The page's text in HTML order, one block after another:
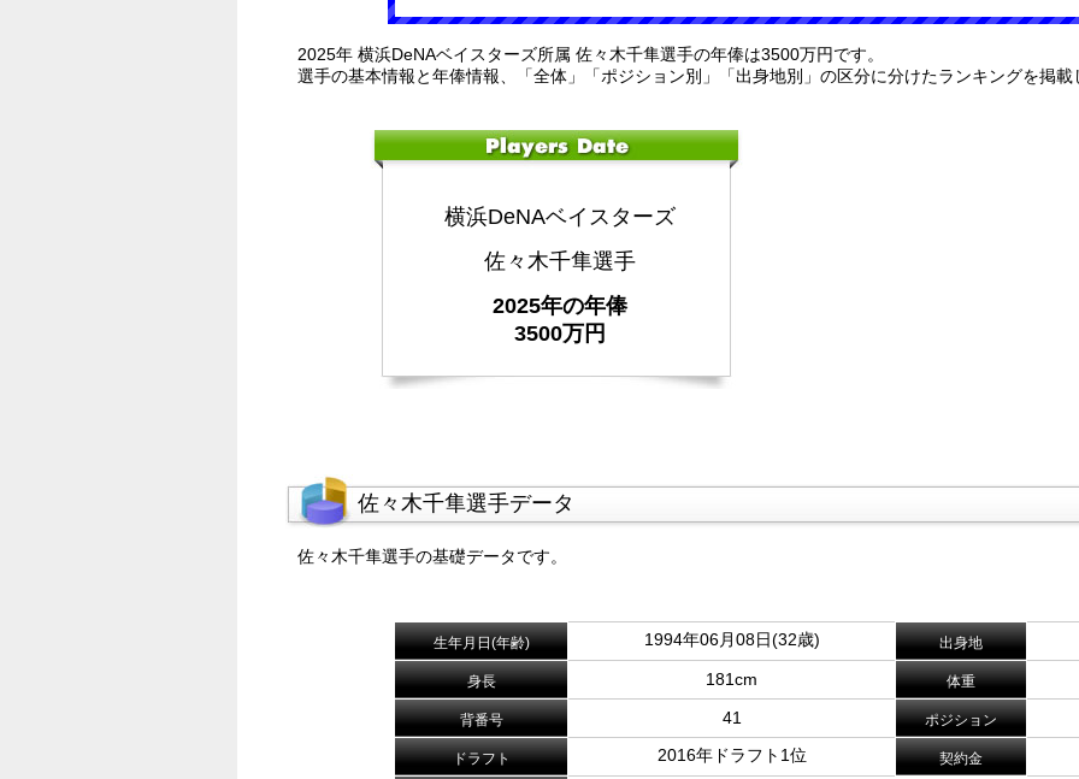
2025年 横浜DeNAベイスターズ所属 佐々木千隼選手の年俸は3500万円です。
選手の基本情報と年俸情報、「全体」「ポジション別」「出身地別」の区分に分けたランキングを掲載
横浜DeNAベイスターズ
佐々木千隼選手
2025年の年俸
3500万円
佐々木千隼選手データ
佐々木千隼選手の基礎データです。
生年月日(年齢) 1994年06月08日(32歳) 出身地
身長 181cm 体重
背番号 41 ポジション
ドラフト 2016年ドラフト1位 契約金